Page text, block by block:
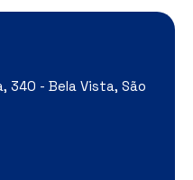
340 - Bela Vista, São